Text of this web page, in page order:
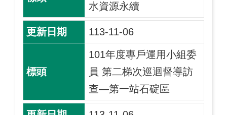
水資源永續
113-11-06
101年度專戶運用小組委
員 第二梯次巡迴督導訪
查—第一站石碇區